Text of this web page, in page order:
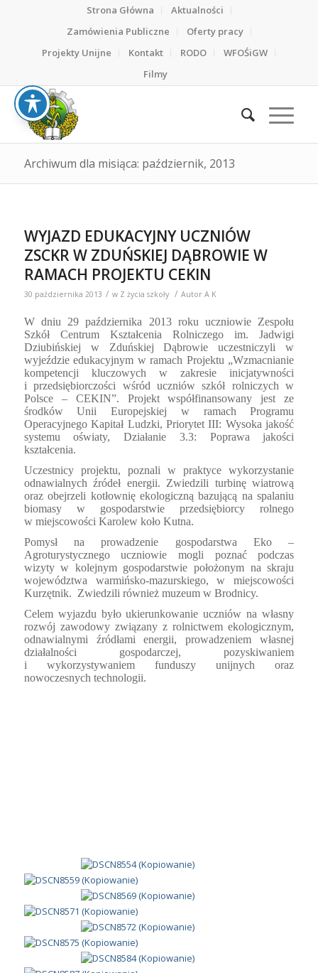
Strona Główna
Aktualności
Zamówienia Publiczne
Oferty pracy
Projekty Unijne
Kontakt RODO
WFOŚiGW
Filmy
Archiwum dla misiąca: październik, 2013
WYJAZD EDUKACYJNY UCZNIÓW
ZSCKR W ZDUŃSKIEJ DĄBROWIE W
RAMACH PROJEKTU CEKIN
30 października 2013 / w Z życia szkoły / Autor A K
W dniu 29 października 2013 roku uczniowie Zespołu
Szkół Centrum Kształcenia Rolniczego im. Jadwigi
Dziubińskiej w Zduńskiej Dąbrowie uczestniczyli w
wyjeździe edukacyjnym w ramach Projektu „Wzmacnianie
kompetencji kluczowych w zakresie inicjatywności
i przedsiębiorczości wśród uczniów szkół rolniczych w
Polsce – CEKIN”. Projekt współfinansowany jest ze
środków Unii Europejskiej w ramach Programu
Operacyjnego Kapitał Ludzki, Priorytet III: Wysoka jakość
systemu oświaty, Działanie 3.3: Poprawa jakości
kształcenia.
Uczestnicy projektu, poznali w praktyce wykorzystanie
odnawialnych źródeł energii. Zwiedzili turbinę wiatrową
oraz obejrzeli kotłownię ekologiczną bazującą na spalaniu
biomasy w gospodarstwie przedsiębiorcy rolnego
w miejscowości Karolew koło Kutna.
Pomysł na prowadzenie gospodarstwa Eko –
Agroturystycznego uczniowie mogli poznać podczas
wizyty w kolejnym gospodarstwie położonym na skraju
województwa warmińsko-mazurskiego, w miejscowości
Kurzętnik. Zwiedzili również muzeum w Brodnicy.
Celem wyjazdu było ukierunkowanie uczniów na własny
rozwój zawodowy związany z rolnictwem ekologicznym,
odnawialnymi źródłami energii, prowadzeniem własnej
działalności gospodarczej, pozyskiwaniem
i wykorzystywaniem funduszy unijnych oraz
nowoczesnych technologii.